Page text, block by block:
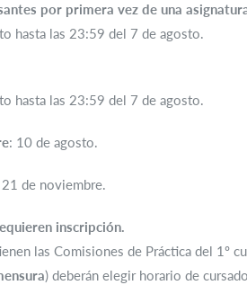
por primera vez de una
hasta las 23:59 del 7 de agosto.
hasta las 23:59 del 7 de agosto.
: 10 de agosto.
21 de noviembre.
inscripción.
las Comisiones de Práctica del 1º
) deberán elegir horario de